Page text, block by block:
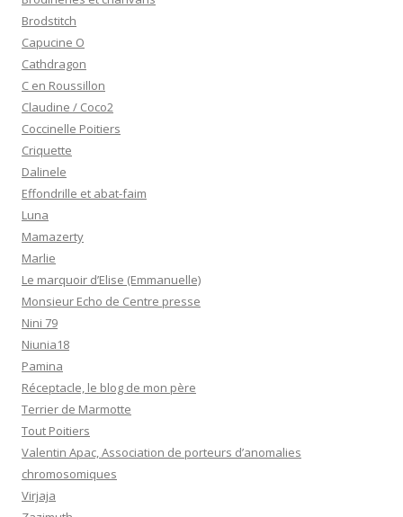
Brodstitch
Capucine O
Cathdragon
C en Roussillon
Claudine / Coco2
Coccinelle Poitiers
Criquette
Dalinele
Effondrille et abat-faim
Luna
Mamazerty
Marlie
Le marquoir d’Elise (Emmanuelle)
Monsieur Echo de Centre presse
Nini 79
Niunia18
Pamina
Réceptacle, le blog de mon père
Terrier de Marmotte
Tout Poitiers
Valentin Apac, Association de porteurs d’anomalies
chromosomiques
Virjaja